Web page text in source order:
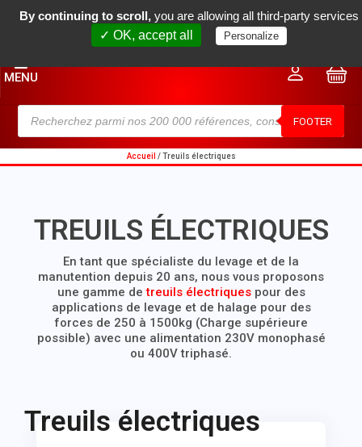
(+33) 04 78 34 18 80 contact@rm2m.fr
FOOTER
MENU
Accueil / Treuils électriques
TREUILS ÉLECTRIQUES
En tant que spécialiste du levage et de la
manutention depuis 20 ans, nous vous proposons
une gamme detreuils électriquespour des
applications de levage et de halage pour des
forces de 250 à 1500kg (Charge supérieure
possible) avec une alimentation 230V monophasé
ou 400V triphasé.
Treuils électriques
By continuing to scroll, you are allowing all third-party services
✓ OK, accept all
Personalize